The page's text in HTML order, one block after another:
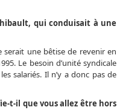
qui conduisait à une
serait une bêtise de revenir en
Le besoin d’unité syndicale
salariés. Il n’y a donc pas de
t-il que vous allez être hors